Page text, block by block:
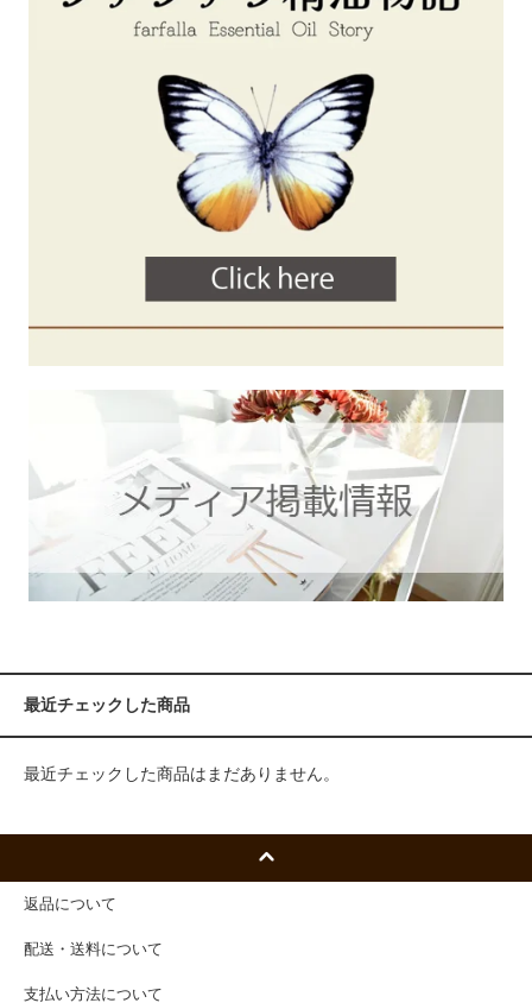
最近チェックした商品
最近チェックした商品はまだありません。
返品について
配送・送料について
支払い方法について